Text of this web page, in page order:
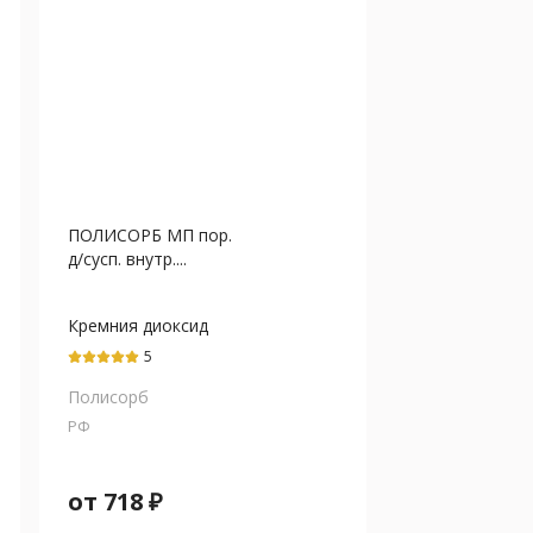
ПОЛИСОРБ МП пор.
д/сусп. внутр....
Кремния диоксид
коллоидный
5
Полисорб
РФ
от 718₽